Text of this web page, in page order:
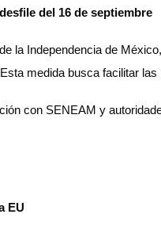
del 16 de septiembre
la Independencia de
medida busca facilitar
con SENEAM y
EU